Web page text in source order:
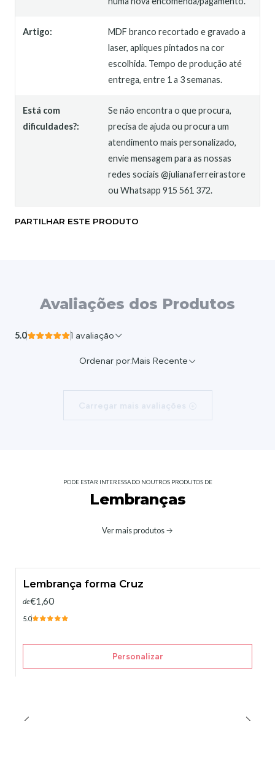
Artigo:
MDF branco recortado e gravado a
laser, apliques pintados na cor
escolhida. Tempo de produção até
entrega, entre 1 a 3 semanas.
Está com
dificuldades?:
Se não encontra o que procura,
precisa de ajuda ou procura um
atendimento mais personalizado,
envie mensagem para as nossas
redes sociais @julianaferreirastore
ou Whatsapp 915 561 372.
PARTILHAR ESTE PRODUTO
Avaliações dos Produtos
5.0 1 avaliação
Ordenar por:Mais Recente
Carregar mais avaliações
PODE ESTAR INTERESSADO NOUTROS PRODUTOS DE
Lembranças
Ver mais produtos
Lembrança forma Cruz
de€1,60
5.0
Personalizar